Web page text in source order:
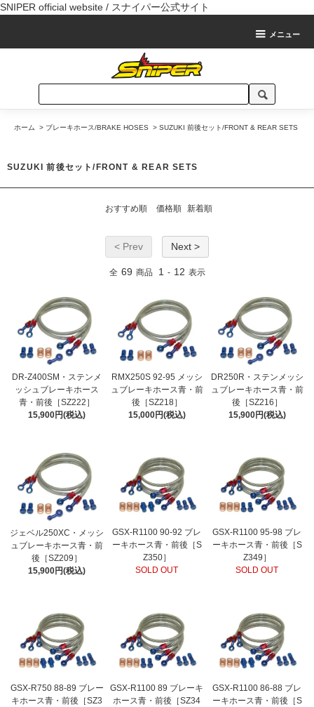
SNIPER official website / スナイパー公式サイト
メニュー
ホーム > ブレーキホース/BRAKE HOSES > SUZUKI 前後セット/FRONT & REAR SETS
SUZUKI 前後セット/FRONT & REAR SETS
おすすめ順 価格順 新着順
< Prev Next >
全 69 商品 1 - 12 表示
DR-Z400SM・ステンメ
ッシュブレーキホース
青・前後［SZ222］
15,900円(税込)
RMX250S 92-95 メッシ
ュブレーキホース青・前
後［SZ218］
15,000円(税込)
DR250R・ステンメッシ
ュブレーキホース青・前
後［SZ216］
15,900円(税込)
ジェベル250XC・メッシ
ュブレーキホース青・前
後［SZ209］
15,900円(税込)
GSX-R1100 90-92 ブレ
ーキホース青・前後［S
Z350］
SOLD OUT
GSX-R1100 95-98 ブレ
ーキホース青・前後［S
Z349］
SOLD OUT
GSX-R750 88-89 ブレー
キホース青・前後［SZ3
GSX-R1100 89 ブレーキ
ホース青・前後［SZ34
GSX-R1100 86-88 ブレ
ーキホース青・前後［S